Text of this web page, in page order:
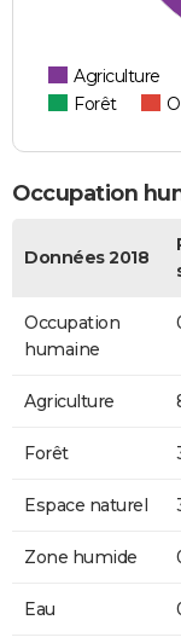
Agriculture
Forêt
Occupation
Données 2018
Occupation
humaine
Agriculture
Forêt
Espace naturel
Zone humide
Eau